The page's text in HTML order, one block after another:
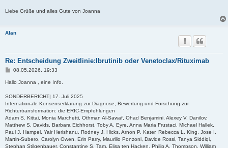
Liebe Grüße und alles Gute von Joanna
Alan
Re: Entscheidung Zweitlinie:Ibrutinib oder Venetoclax/Rituximab
B
i
r
a
g
08.05.2026, 19:33
Hallo Joanna , eine Info.
SONDERBERICHT| 17. Juli 2025
Internationale Konsenserklärung zur Diagnose, Bewertung und Forschung zur
Richtertransformation: die ERIC-Empfehlungen
Adam S. Kittai, Monia Marchetti, Othman Al-Sawaf, Ohad Benjamini, Alexey V. Danilov,
Matthew S. Davids, Barbara Eichhorst, Toby A. Eyre, Anna Maria Frustaci, Michael Hallek,
Paul J. Hampel, Yair Herishanu, Rodney J. Hicks, Arnon P. Kater, Rebecca L. King, Jose I.
Martin-Subero, Carolyn Owen, Erin Parry, Maurilio Ponzoni, Davide Rossi, Tanya Siddiqi,
Stephan Stilgenbauer, Constantine S. Tam, Elisa ten Hacken, Philip A. Thompson, William